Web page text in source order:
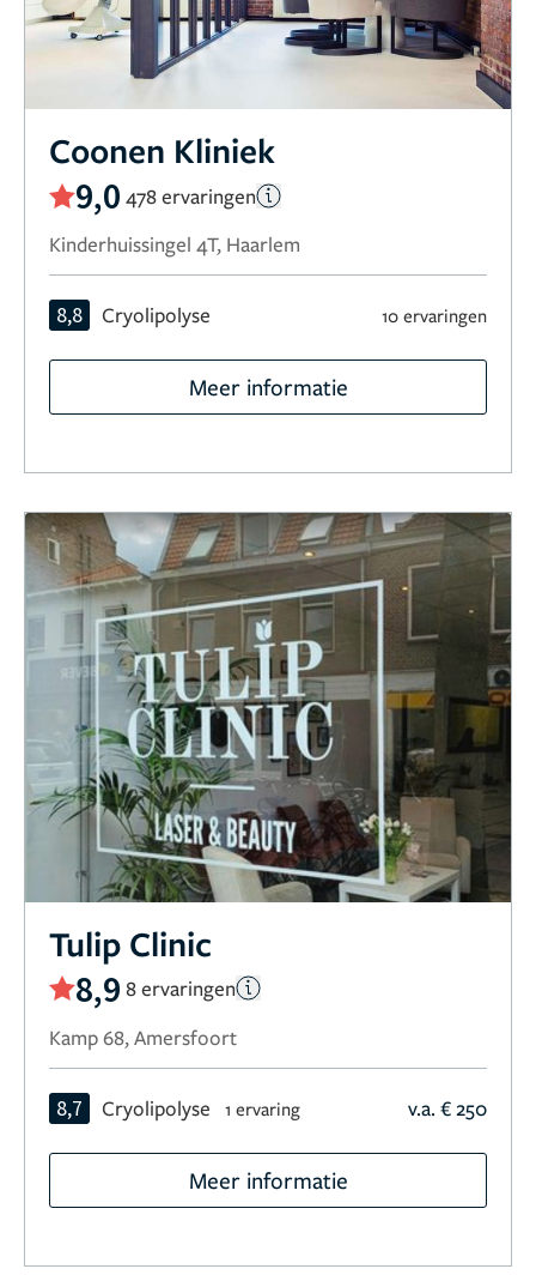
Coonen Kliniek
9,0 478 ervaringen
Kinderhuissingel 4T, Haarlem
8,8 Cryolipolyse 10 ervaringen
Meer informatie
Tulip Clinic
8,9 8 ervaringen
Kamp 68, Amersfoort
8,7 Cryolipolyse 1 ervaring v.a. € 250
Meer informatie